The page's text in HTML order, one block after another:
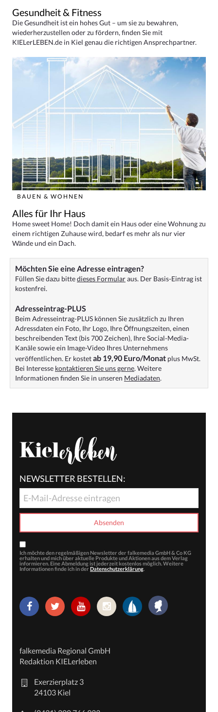
Gesundheit & Fitness
Die Gesundheit ist ein hohes Gut – um sie zu bewahren,
wiederherzustellen oder zu fördern, finden Sie mit
KIELerLEBEN.de in Kiel genau die richtigen Ansprechpartner.
BAUEN & WOHNEN
Alles für Ihr Haus
Home sweet Home! Doch damit ein Haus oder eine Wohnung zu
einem richtigen Zuhause wird, bedarf es mehr als nur vier
Wände und ein Dach.
Möchten Sie eine Adresse eintragen?
Füllen Sie dazu bittedieses Formularaus. Der Basis-Eintrag ist
kostenfrei.
Adresseintrag-PLUS
Beim Adresseintrag-PLUS können Sie zusätzlich zu Ihren
Adressdaten ein Foto, Ihr Logo, Ihre Öffnungszeiten, einen
beschreibenden Text (bis 700 Zeichen), Ihre Social-Media-
Kanäle sowie ein Image-Video Ihres Unternehmens
veröffentlichen. Er kostetab 19,90 Euro/Monat plus MwSt.
Bei Interesse kontaktieren Sie uns gerne. Weitere
Informationen finden Sie in unseren Mediadaten.
NEWSLETTER BESTELLEN:
Ich möchte den regelmäßigen Newsletter der falkemedia GmbH & Co KG
erhalten und mich über aktuelle Produkte und Aktionen aus dem Verlag
informieren. Eine Abmeldung ist jederzeit kostenlos möglich. Weitere
Informationen finde ich in der Datenschutzerklärung.
falkemedia Regional GmbH
Redaktion KIELerleben
Exerzierplatz 3
24103 Kiel